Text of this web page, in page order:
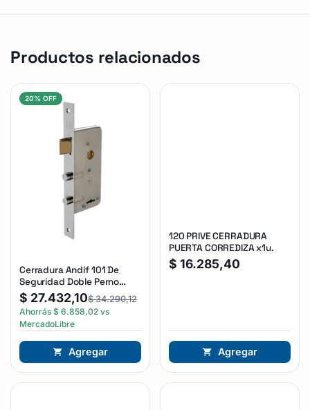
Productos relacionados
20% OFF
Cerradura Andif 101 De
Seguridad Doble Perno
Reforzada Plateado
$ 27.432,10$34.290,12
Ahorrás $ 6.858,02 vs
MercadoLibre
Agregar
120 PRIVE CERRADURA
PUERTA CORREDIZA x1u.
$ 16.285,40
Agregar